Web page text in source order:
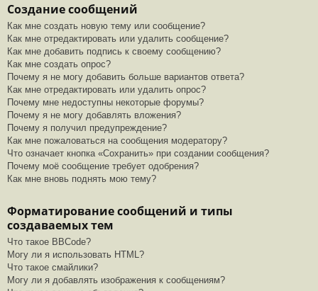
Создание сообщений
Как мне создать новую тему или сообщение?
Как мне отредактировать или удалить сообщение?
Как мне добавить подпись к своему сообщению?
Как мне создать опрос?
Почему я не могу добавить больше вариантов ответа?
Как мне отредактировать или удалить опрос?
Почему мне недоступны некоторые форумы?
Почему я не могу добавлять вложения?
Почему я получил предупреждение?
Как мне пожаловаться на сообщения модератору?
Что означает кнопка «Сохранить» при создании сообщения?
Почему моё сообщение требует одобрения?
Как мне вновь поднять мою тему?
Форматирование сообщений и типы
создаваемых тем
Что такое BBCode?
Могу ли я использовать HTML?
Что такое смайлики?
Могу ли я добавлять изображения к сообщениям?